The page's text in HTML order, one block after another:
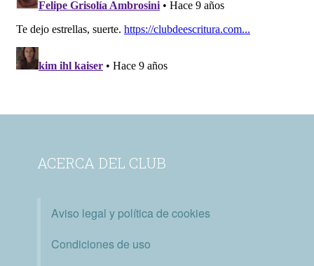
ACERCA DEL CLUB
Aviso legal y política de cookies
Condiciones de uso